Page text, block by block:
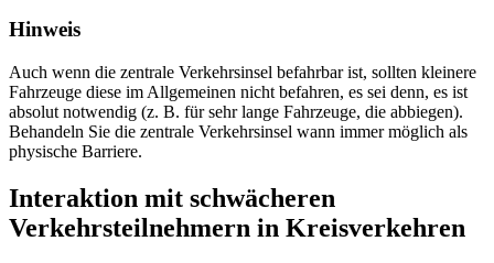
Hinweis
Auch wenn die zentrale Verkehrsinsel befahrbar ist, sollten kleinere
Fahrzeuge diese im Allgemeinen nicht befahren, es sei denn, es ist
absolut notwendig (z. B. für sehr lange Fahrzeuge, die abbiegen).
Behandeln Sie die zentrale Verkehrsinsel wann immer möglich als
physische Barriere.
Interaktion mit schwächeren
Verkehrsteilnehmern in Kreisverkehren